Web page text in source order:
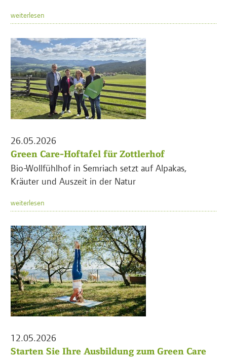
weiterlesen
26.05.2026
Green Care-Hoftafel für Zottlerhof
Bio-Wollfühlhof in Semriach setzt auf Alpakas,
Kräuter und Auszeit in der Natur
weiterlesen
12.05.2026
Starten Sie Ihre Ausbildung zum Green Care